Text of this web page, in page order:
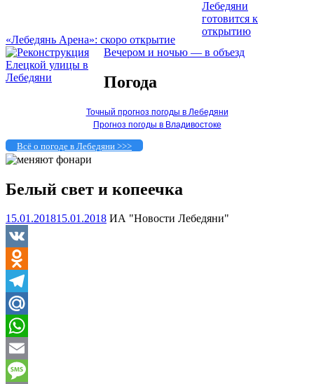
«Лебедянь Арена»: скоро открытие
Вечером и ночью — в объезд
Погода
Точный прогноз погоды в Лебедяни
Прогноз погоды в Владивостоке
Всё о погоде в Лебедяни >>>
Белый свет и копеечка
15.01.201815.01.2018 ИА "Новости Лебедяни"
VK
Odnoklassniki
Telegram
Mail.Ru
WhatsApp
Email